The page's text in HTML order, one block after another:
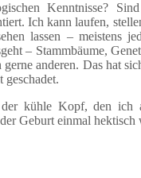
Kennt­nis­se?
Ich kann lau­fen,
las­sen – meis­tens
– Stamm­bäu­me,
ger­ne ande­ren. Das hat
geschadet.
küh­le Kopf, den ich
Geburt ein­mal hek­tisch